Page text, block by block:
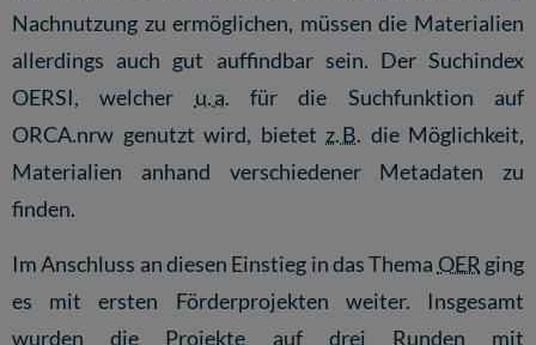
Nachnutzung zu ermöglichen, müssen die Materialien
allerdings auch gut auffindbar sein. Der Suchindex
OERSI, welcher u. a. für die Suchfunktion auf
ORCA.nrw genutzt wird, bietet z. B. die Möglichkeit,
Materialien anhand verschiedener Metadaten zu
finden.
Im Anschluss an diesen Einstieg in das Thema OER ging
es mit ersten Förderprojekten weiter. Insgesamt
wurden die Projekte auf drei Runden mit